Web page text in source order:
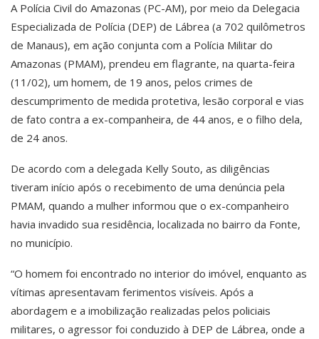
A Polícia Civil do Amazonas (PC-AM), por meio da Delegacia
Especializada de Polícia (DEP) de Lábrea (a 702 quilômetros
de Manaus), em ação conjunta com a Polícia Militar do
Amazonas (PMAM), prendeu em flagrante, na quarta-feira
(11/02), um homem, de 19 anos, pelos crimes de
descumprimento de medida protetiva, lesão corporal e vias
de fato contra a ex-companheira, de 44 anos, e o filho dela,
de 24 anos.
De acordo com a delegada Kelly Souto, as diligências
tiveram início após o recebimento de uma denúncia pela
PMAM, quando a mulher informou que o ex-companheiro
havia invadido sua residência, localizada no bairro da Fonte,
no município.
“O homem foi encontrado no interior do imóvel, enquanto as
vítimas apresentavam ferimentos visíveis. Após a
abordagem e a imobilização realizadas pelos policiais
militares, o agressor foi conduzido à DEP de Lábrea, onde a